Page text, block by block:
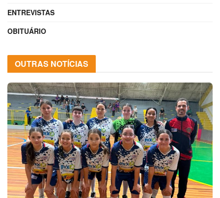
ENTREVISTAS
OBITUÁRIO
OUTRAS NOTÍCIAS